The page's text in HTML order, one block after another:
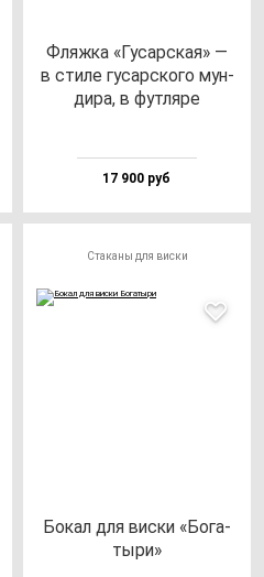
Фляж­ка «Гусар­ская» —
в сти­ле гу­сар­ско­го мун­
ди­ра, в фут­ля­ре
17 900 руб
Стаканы для виски
Бокал для вис­ки «Бога­
ты­ри»